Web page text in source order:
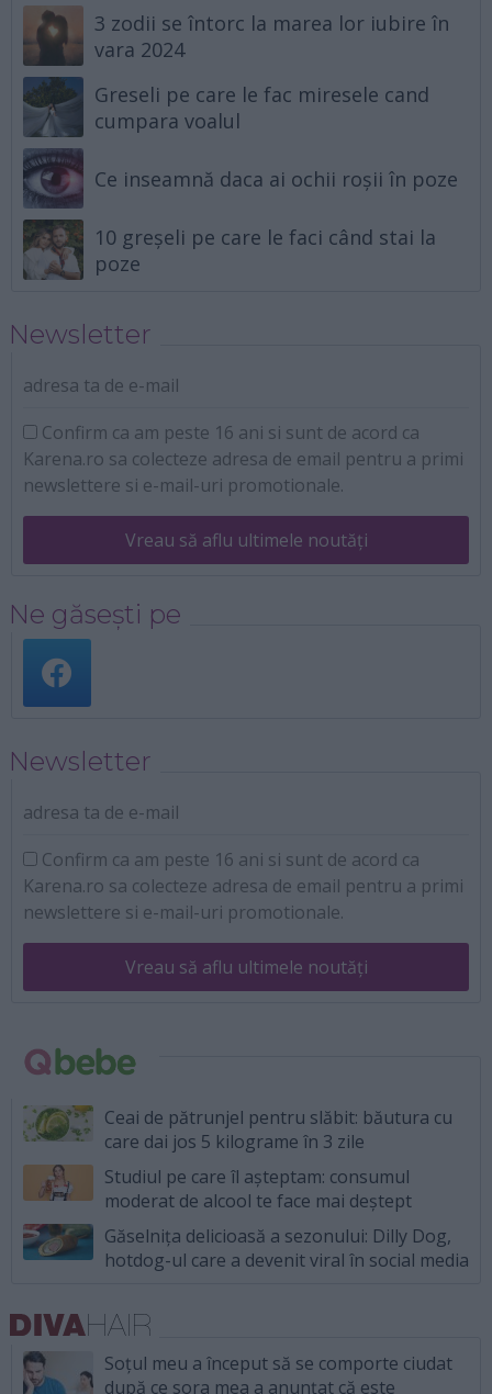
3 zodii se întorc la marea lor iubire în
vara 2024
Greseli pe care le fac miresele cand
cumpara voalul
Ce inseamnă daca ai ochii roșii în poze
10 greșeli pe care le faci când stai la
poze
Newsletter
adresa ta de e-mail
Confirm ca am peste 16 ani si sunt de acord ca
Karena.ro sa colecteze adresa de email pentru a primi
newslettere si e-mail-uri promotionale.
Vreau să aflu ultimele noutăți
Ne găsești pe
Newsletter
adresa ta de e-mail
Confirm ca am peste 16 ani si sunt de acord ca
Karena.ro sa colecteze adresa de email pentru a primi
newslettere si e-mail-uri promotionale.
Vreau să aflu ultimele noutăți
Ceai de pătrunjel pentru slăbit: băutura cu
care dai jos 5 kilograme în 3 zile
Studiul pe care îl așteptam: consumul
moderat de alcool te face mai deștept
Găselnița delicioasă a sezonului: Dilly Dog,
hotdog-ul care a devenit viral în social media
Soțul meu a început să se comporte ciudat
după ce sora mea a anunțat că este